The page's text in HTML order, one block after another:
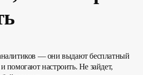
— они выдают бесплатный
помогают настроить. Не зайдет,